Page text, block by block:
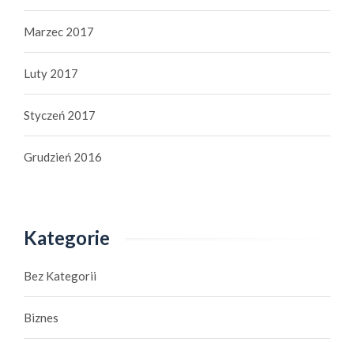
Marzec 2017
Luty 2017
Styczeń 2017
Grudzień 2016
Kategorie
Bez Kategorii
Biznes